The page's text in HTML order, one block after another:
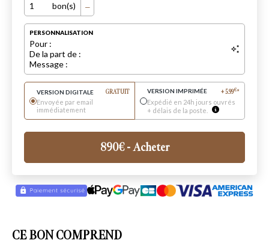
1 bon(s)
PERSONNALISATION
Pour :
De la part de :
Message :
VERSION DIGITALE GRATUIT
Envoyée par email
immédiatement
VERSION IMPRIMÉE +5.99€*
Expédié en 24h jours ouvrés
+ délais de la poste.
890€- Acheter
CE BON COMPREND